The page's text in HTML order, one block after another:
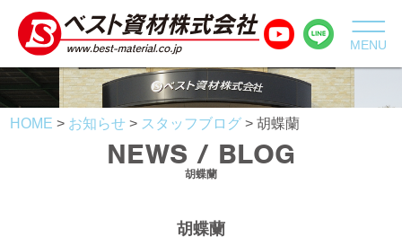
MENU
HOME > お知らせ > スタッフブログ >胡蝶蘭
NEWS / BLOG
胡蝶蘭
胡蝶蘭